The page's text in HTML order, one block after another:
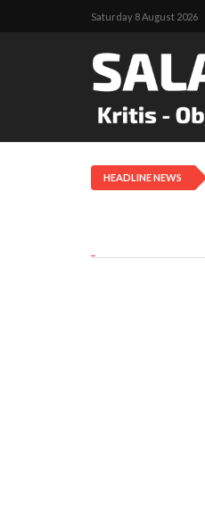
Saturday 8 August 2026
HEADLINE NEWS